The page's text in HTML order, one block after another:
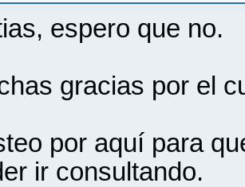
espero que no.
gracias por el
por aquí para
ir consultando.